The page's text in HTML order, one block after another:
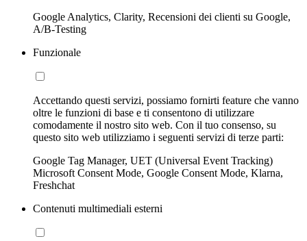
Google Analytics, Clarity, Recensioni dei clienti su Google,
A/B-Testing
Funzionale
Accettando questi servizi, possiamo fornirti feature che vanno
oltre le funzioni di base e ti consentono di utilizzare
comodamente il nostro sito web. Con il tuo consenso, su
questo sito web utilizziamo i seguenti servizi di terze parti:
Google Tag Manager, UET (Universal Event Tracking)
Microsoft Consent Mode, Google Consent Mode, Klarna,
Freshchat
Contenuti multimediali esterni